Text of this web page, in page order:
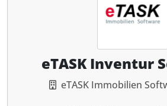
eTASK Inventur
eTASK Immobilien